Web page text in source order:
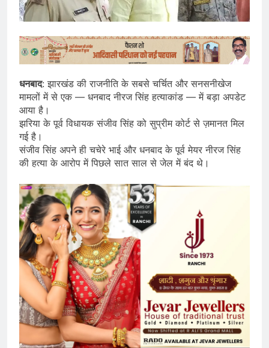
धनबाद: झारखंड की राजनीति के सबसे चर्चित और सनसनीखेज
मामलों में से एक — धनबाद नीरज सिंह हत्याकांड — में बड़ा अपडेट
आया है।
झरिया के पूर्व विधायक संजीव सिंह को सुप्रीम कोर्ट से ज़मानत मिल
गई है।
संजीव सिंह अपने ही चचेरे भाई और धनबाद के पूर्व मेयर नीरज सिंह
की हत्या के आरोप में पिछले सात साल से जेल में बंद थे।